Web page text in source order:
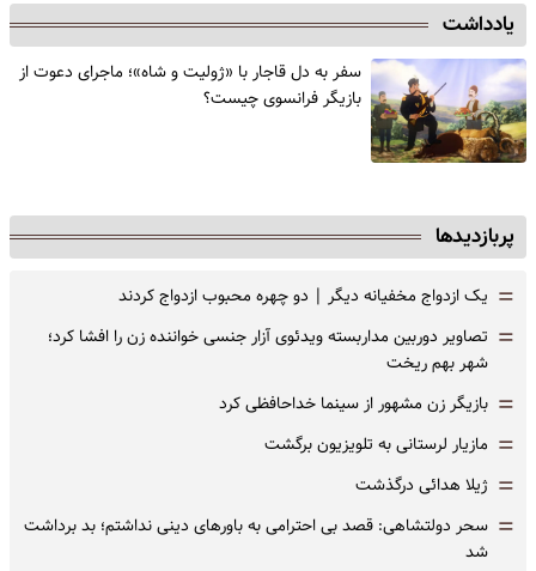
یادداشت
سفر به دل قاجار با «ژولیت و شاه»؛ ماجرای دعوت از
‌بازیگر فرانسوی چیست؟
پربازدیدها
= یک ازدواج مخفیانه دیگر | دو چهره محبوب ازدواج کردند
= تصاویر دوربین مداربسته ویدئوی آزار جنسی خواننده زن را افشا کرد؛
شهر بهم ریخت
= بازیگر زن مشهور از سینما خداحافظی کرد
= مازیار لرستانی به تلویزیون برگشت
= ژیلا هدائی درگذشت
= سحر دولتشاهی: قصد بی احترامی به باورهای دینی نداشتم؛ بد برداشت
شد